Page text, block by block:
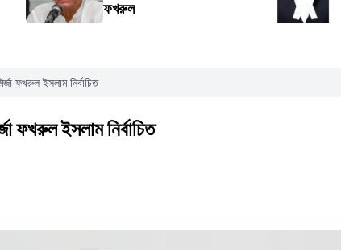
ফখরুল
ফখরুল ইসলাম নির্বাচিত
ফখরুল ইসলাম নির্বাচিত